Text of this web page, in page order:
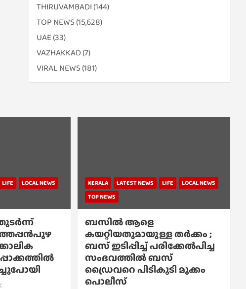
THIRUVAMBADI (144)
TOP NEWS (15,628)
UAE (33)
VAZHAKKAD(7)
VIRAL NEWS (181)
LIFE
LOCAL NEWS
KERALA LATEST NEWS LIFE
LOCAL NEWS
TOP NEWS
ബസിൽ ആളെ
കയറ്റിയതുമായുള്ള തർക്കം ;
ബസ് ഇടിപ്പിച്ച് പരിക്കേൽപിച്ച
സംഭവത്തിൽ ബസ്
ഡ്രൈവറെ പിടികൂടി മുക്കം
പൊലീസ്